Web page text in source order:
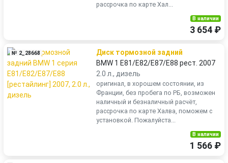
рассрочка по карте Хал...
В наличии
3 654 ₽
№ 2_28668
Диск тормозной задний
BMW 1 E81/E82/E87/E88 рест. 2007
2.0 л., дизель
оригинал, в хорошем состоянии, из
Франции, без пробега по РБ, возможен
наличный и безналичный расчёт,
рассрочка по карте Халва, поможем с
установкой. Пожалуйста...
В наличии
1 566 ₽